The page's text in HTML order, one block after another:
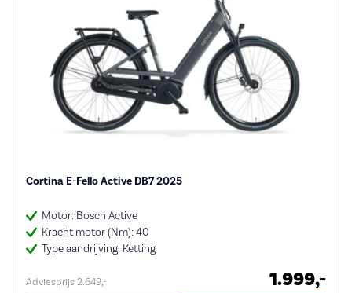
Cortina E-Fello Active DB7 2025
Motor: Bosch Active
Kracht motor (Nm): 40
Type aandrijving: Ketting
Adviesprijs 2.649,- 1.999,-